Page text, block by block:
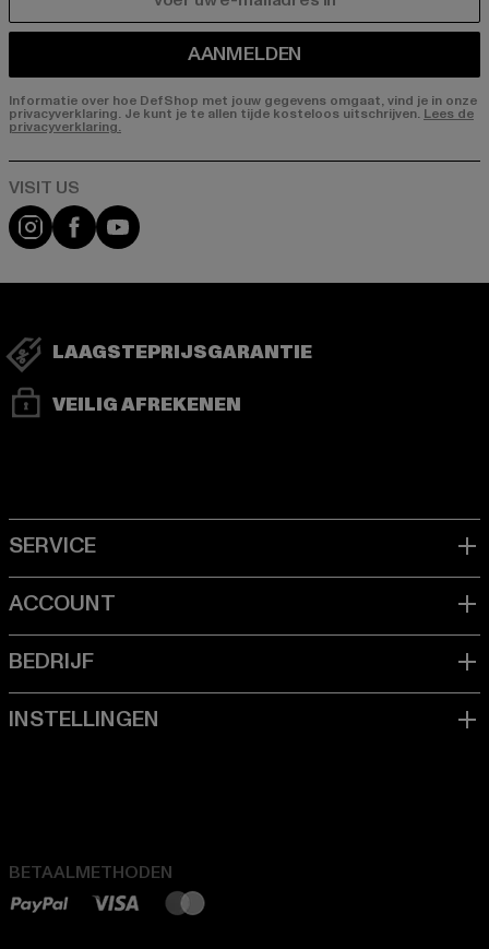
AANMELDEN
Informatie over hoe DefShop met jouw gegevens omgaat, vind je in onze
privacyverklaring. Je kunt je te allen tijde kosteloos uitschrijven. Lees de
privacyverklaring.
Visit our Instagram page:
Visit our Facebook page:
Visit our YouTube channel:
LAAGSTEPRIJSGARANTIE
VEILIG AFREKENEN
BETAALMETHODEN